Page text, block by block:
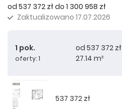
od 537 372 zł do 1 300 958 zł
Zaktualizowano 17.07.2026
1 pok.
oferty: 1
od 537 372 zł
27.14 m²
537 372 zł